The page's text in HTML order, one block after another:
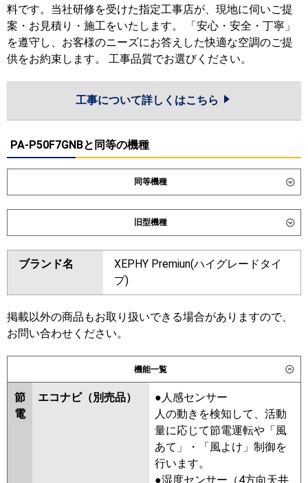
料です。当社研修を受けた指定工事店が、現地に伺いご提
案・お見積り・施工をいたします。 「安心・安全・丁寧」
を遵守し、お客様のニーズにお答えした快適な空調のご提
供をお約束します。 工事品質でお選びください。
工事について詳しくはこちら
PA-P50F7GNBと同等の機種
同等機種
ダイキン SSRB50DT
東芝 GBXA05013MUB
三菱電機 PDZ-ZRMP50G6
日立 RCB-GP50RGH9
三菱重工 FDRZ506H6S-ca FDRZ506H6S-sil
旧型機種
ダイキン SSRB50CT SSRB50BYT
SSRB50BJT SSRB50BFT
SSRB50BCT
東芝 RBXA05033MUB RBXA05033MU
三菱電機 PDZ-ZRMP50G5
PDZ-ZRMP50G3 PDZ-ZRMP50G2
PDZ-ZRMP50GZ
PDZ-ZRMP50GY
PDZ-ZRMP50GV
ZRMP50GR
RCB-GP50RGH8 RCB-GP50RGH7
RCB-GP50RGH6
RCB-GP50RGH5
RCB-GP50RGH4 RCB-AP50GH7
ブランド名
XEPHY Premiun(ハイグレードタイ
プ)
掲載以外の商品もお取り扱いできる場合がありますので、
お問い合わせください。
機能一覧
節
電
エコナビ（別売品）
●人感センサー
人の動きを検知して、活動
量に応じて節電運転や「風
あて」・「風よけ」制御を
行います。
●湿度センサー（4方向天井